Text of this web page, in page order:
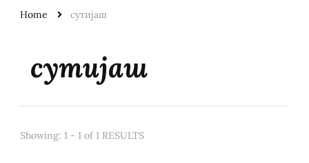
Home сутијаш
сутијаш
Showing: 1 - 1 of 1 RESULTS